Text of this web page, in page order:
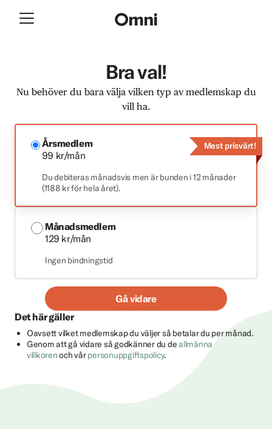
Bra val!
Nu behöver du bara välja vilken typ av medlemskap du
vill ha.
Årsmedlem
99 kr/mån
Du debiteras månadsvis men är bunden i 12 månader
(1188 kr för hela året).
Mest prisvärt!
Månadsmedlem
129 kr/mån
Ingen bindningstid
Gå vidare
Det här gäller
Oavsett vilket medlemskap du väljer så betalar du per månad.
Genom att gå vidare så godkänner du deallmänna
villkorenoch vårpersonuppgiftspolicy.